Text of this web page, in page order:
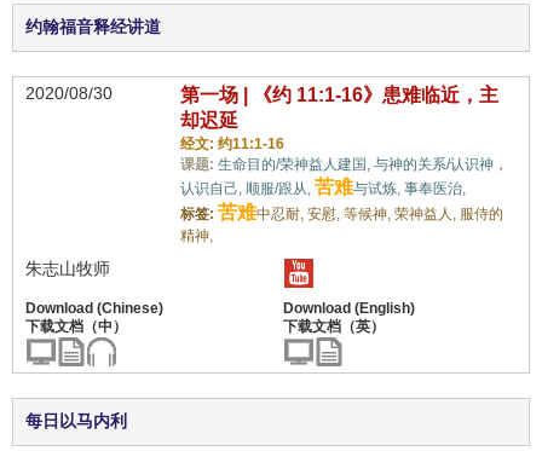
约翰福音释经讲道
2020/08/30
第一场 | 《约 11:1-16》患难临近，主
却迟延
经文: 约11:1-16
课题: 生命目的/荣神益人建国, 与神的关系/认识神，
认识自己, 顺服/跟从, 苦难与试炼, 事奉医治,
标签: 苦难中忍耐, 安慰, 等候神, 荣神益人, 服侍的
精神,
朱志山牧师
每日以马内利